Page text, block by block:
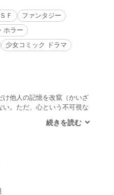
ＳＦ
ファンタジー
ホラー
少女コミック ドラマ
他人の記憶を改竄（かいざ
い。ただ、心という不可視な
け）と、東鵬医大の研究員・
てこの世に存在するのか―